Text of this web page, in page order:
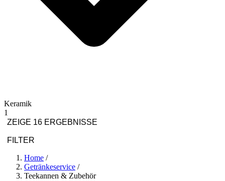
Keramik
1
ZEIGE 16 ERGEBNISSE
FILTER
Home /
Getränkeservice /
Teekannen & Zubehör